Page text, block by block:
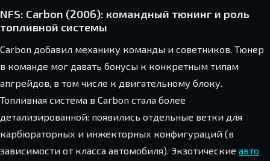
NFS: Carbon (2006): командный тюнинг и роль
топливной системы
Carbon добавил механику команды и советников. Тюнер
в команде мог давать бонусы к конкретным типам
апгрейдов, в том числе к двигательному блоку.
Топливная система в Carbon стала более
детализированной: появились отдельные ветки для
карбюраторных и инжекторных конфигураций (в
зависимости от класса автомобиля). Экзотические авто